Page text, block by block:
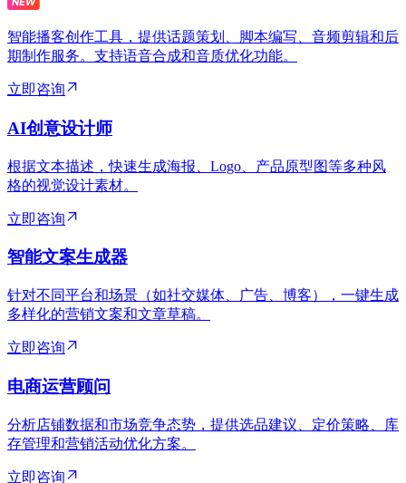
智能播客创作工具，提供话题策划、脚本编写、音频剪辑和后
期制作服务。支持语音合成和音质优化功能。
立即咨询
AI创意设计师
根据文本描述，快速生成海报、Logo、产品原型图等多种风
格的视觉设计素材。
立即咨询
智能文案生成器
针对不同平台和场景（如社交媒体、广告、博客），一键生成
多样化的营销文案和文章草稿。
立即咨询
电商运营顾问
分析店铺数据和市场竞争态势，提供选品建议、定价策略、库
存管理和营销活动优化方案。
立即咨询